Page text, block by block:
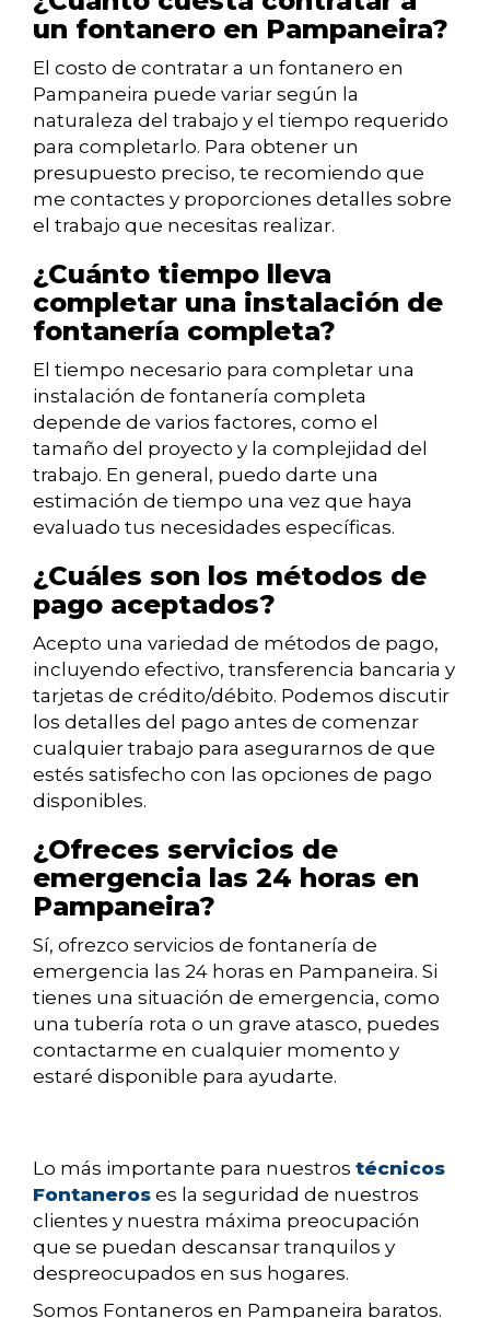
un fontanero en Pampaneira?
El costo de contratar a un fontanero en
Pampaneira puede variar según la
naturaleza del trabajo y el tiempo requerido
para completarlo. Para obtener un
presupuesto preciso, te recomiendo que
me contactes y proporciones detalles sobre
el trabajo que necesitas realizar.
¿Cuánto tiempo lleva
completar una instalación de
fontanería completa?
El tiempo necesario para completar una
instalación de fontanería completa
depende de varios factores, como el
tamaño del proyecto y la complejidad del
trabajo. En general, puedo darte una
estimación de tiempo una vez que haya
evaluado tus necesidades específicas.
¿Cuáles son los métodos de
pago aceptados?
Acepto una variedad de métodos de pago,
incluyendo efectivo, transferencia bancaria y
tarjetas de crédito/débito. Podemos discutir
los detalles del pago antes de comenzar
cualquier trabajo para asegurarnos de que
estés satisfecho con las opciones de pago
disponibles.
¿Ofreces servicios de
emergencia las 24 horas en
Pampaneira?
Sí, ofrezco servicios de fontanería de
emergencia las 24 horas en Pampaneira. Si
tienes una situación de emergencia, como
una tubería rota o un grave atasco, puedes
contactarme en cualquier momento y
estaré disponible para ayudarte.
Lo más importante para nuestros técnicos
Fontaneros es la seguridad de nuestros
clientes y nuestra máxima preocupación
que se puedan descansar tranquilos y
despreocupados en sus hogares.
Somos Fontaneros en Pampaneira baratos.